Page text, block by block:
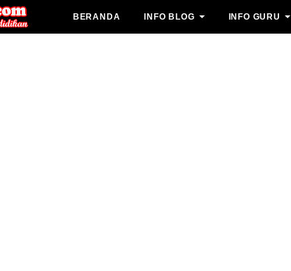
BERANDA INFO BLOG INFO GURU